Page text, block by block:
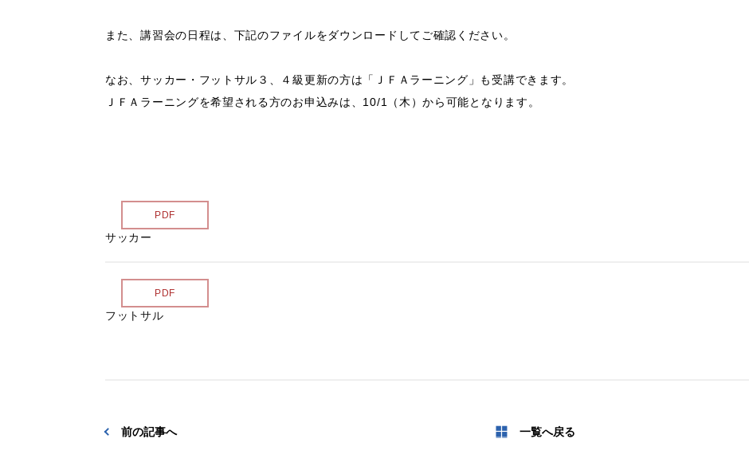
また、講習会の日程は、下記のファイルをダウンロードしてご確認ください。
なお、サッカー・フットサル３、４級更新の方は「ＪＦＡラーニング」も受講できます。
ＪＦＡラーニングを希望される方のお申込みは、10/1（木）から可能となります。
PDF
サッカー
PDF
フットサル
前の記事へ 一覧へ戻る